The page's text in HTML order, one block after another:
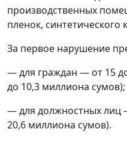
производственных
пленок, синтетического
За первое нарушение
— для граждан — от 15
до 10,3 миллиона сумов);
— для должностных лиц
20,6 миллиона сумов).